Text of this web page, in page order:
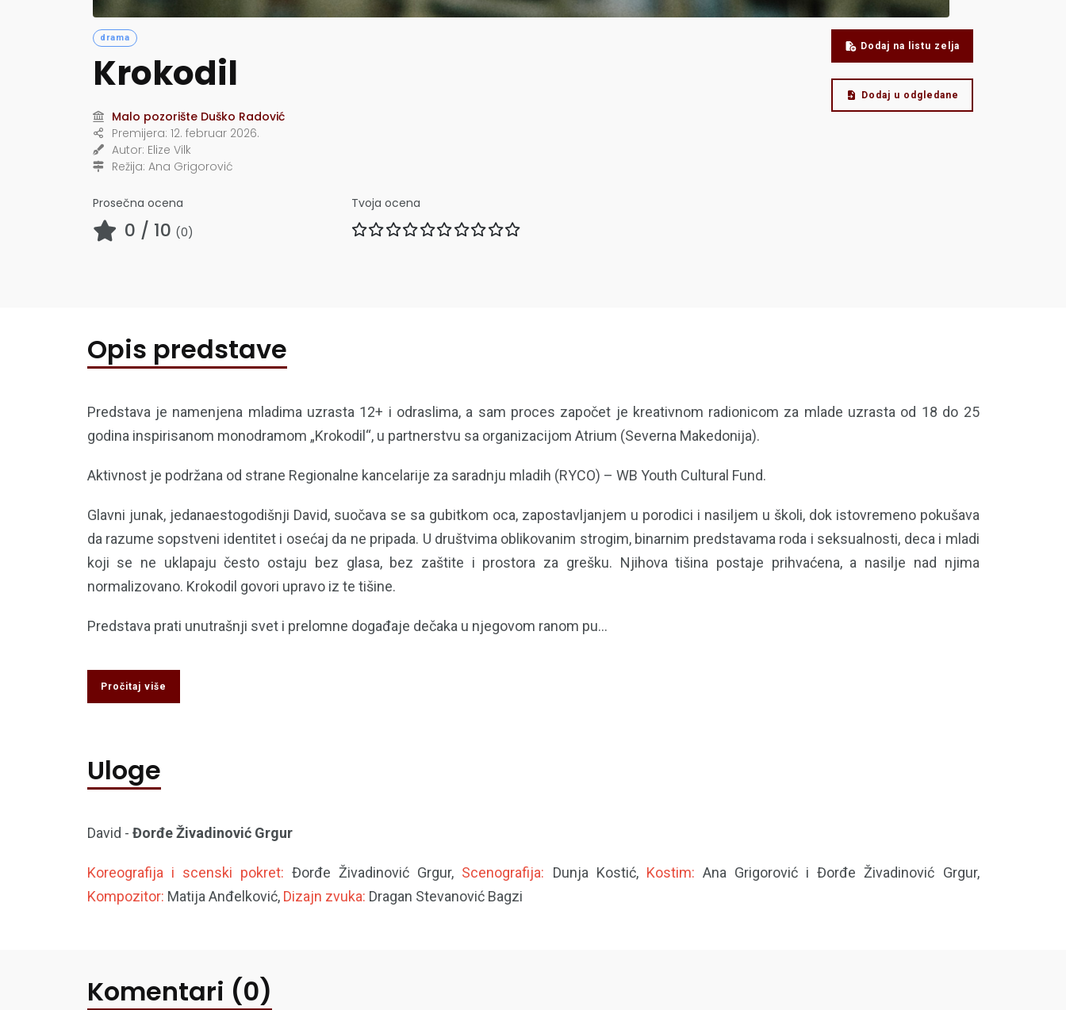
drama
Krokodil
Malo pozorište Duško Radović
Premijera: 12. februar 2026.
Autor: Elize Vilk
Režija: Ana Grigorović
Prosečna ocena
0 / 10 (0)
Tvoja ocena
Dodaj na listu zelja
Dodaj u odgledane
Opis predstave
Predstava je namenjena mladima uzrasta 12+ i odraslima, a sam proces započet je kreativnom radionicom za mlade uzrasta od 18 do 25
godina inspirisanom monodramom „Krokodil“, u partnerstvu sa organizacijom Atrium (Severna Makedonija).
Aktivnost je podržana od strane Regionalne kancelarije za saradnju mladih (RYCO) – WB Youth Cultural Fund.
Glavni junak, jedanaestogodišnji David, suočava se sa gubitkom oca, zapostavljanjem u porodici i nasiljem u školi, dok istovremeno pokušava
da razume sopstveni identitet i osećaj da ne pripada. U društvima oblikovanim strogim, binarnim predstavama roda i seksualnosti, deca i mladi
koji se ne uklapaju često ostaju bez glasa, bez zaštite i prostora za grešku. Njihova tišina postaje prihvaćena, a nasilje nad njima
normalizovano. Krokodil govori upravo iz te tišine.
Predstava prati unutrašnji svet i prelomne događaje dečaka u njegovom ranom pu...
Pročitaj više
Uloge
David - Đorđe Živadinović Grgur
Koreografija i scenski pokret: Đorđe Živadinović Grgur, Scenografija: Dunja Kostić,Kostim: Ana Grigorović i Đorđe Živadinović Grgur,
Kompozitor: Matija Anđelković, Dizajn zvuka: Dragan Stevanović Bagzi
Komentari (0)